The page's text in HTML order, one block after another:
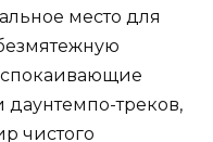
место для
треков,
чистого